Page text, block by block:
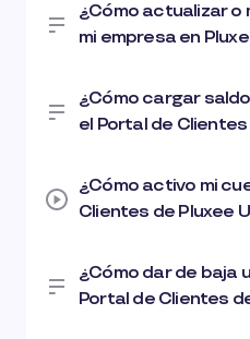
¿Cómo actualizar
mi empresa en
¿Cómo cargar
el Portal de
¿Cómo activo mi
Clientes de Pluxee
¿Cómo dar de baja
Portal de Clientes